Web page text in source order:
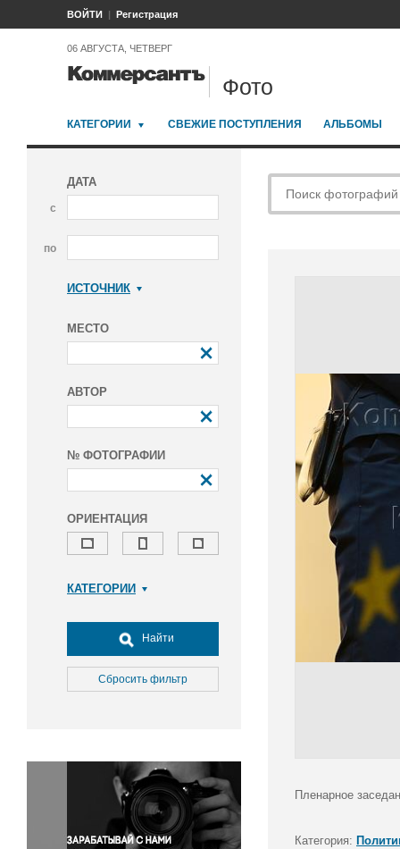
ВОЙТИ Регистрация
06 АВГУСТА, ЧЕТВЕРГ
Фото
КАТЕГОРИИ СВЕЖИЕ ПОСТУПЛЕНИЯ АЛЬБОМЫ
ДАТА
с
по
ИСТОЧНИК
МЕСТО
АВТОР
№ ФОТОГРАФИИ
ОРИЕНТАЦИЯ
КАТЕГОРИИ
Досуг, туризм и отдых
Культура
Медицина
Окружающая среда
Политика
Правосудие
Происшествия и конфликты
Найти
Сбросить фильтр
Пленарное
Категория: